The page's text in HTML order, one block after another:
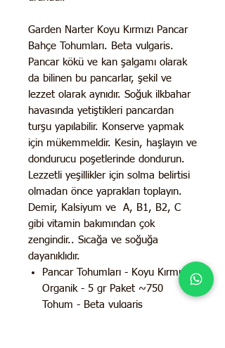
Garden Narter Koyu Kırmızı Pancar
Bahçe Tohumları. Beta vulgaris.
Pancar kökü ve kan şalgamı olarak
da bilinen bu pancarlar, şekil ve
lezzet olarak aynıdır. Soğuk ilkbahar
havasında yetiştikleri pancardan
turşu yapılabilir. Konserve yapmak
için mükemmeldir. Kesin, haşlayın ve
dondurucu poşetlerinde dondurun.
Lezzetli yeşillikler için solma belirtisi
olmadan önce yaprakları toplayın.
Demir, Kalsiyum ve A, B1, B2, C
gibi vitamin bakımından çok
zengindir.. Sıcağa ve soğuğa
dayanıklıdır.
Pancar Tohumları - Koyu Kırmızı -
Organik - 5 gr Paket ~750
Tohum - Beta vulgaris